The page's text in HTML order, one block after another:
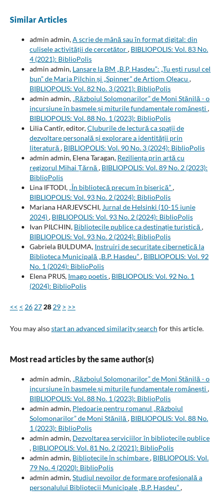
Similar Articles
admin admin,A scrie de mână sau în format digital: din
culisele activității de cercetător, BIBLIOPOLIS: Vol. 83 No.
4 (2021): BiblioPolis
admin admin, Lansare la BM „B.P. Hasdeu”: „Tu ești rusul cel
bun” de Maria Pilchin și „Spinner” de Artiom Oleacu ,
BIBLIOPOLIS: Vol. 82 No. 3 (2021): BiblioPolis
admin admin, „Războiul Solomonarilor” de Moni Stănilă - o
incursiune în basmele și miturile fundamentale românești ,
BIBLIOPOLIS: Vol. 88 No. 1 (2023): BiblioPolis
Lilia Cantîr, editor,Cluburile de lectură ca spații de
dezvoltare personală și explorare a identității prin
literatură , BIBLIOPOLIS: Vol. 90 No. 3 (2024): BiblioPolis
admin admin, Elena Taragan, Reziliența prin artă cu
regizorul Mihai Țărnă , BIBLIOPOLIS: Vol. 89 No. 2 (2023):
BiblioPolis
Lina IFTODI, „În bibliotecă precum în biserică”,
BIBLIOPOLIS: Vol. 93 No. 2 (2024): BiblioPolis
Mariana HARJEVSCHI, Jurnal de Helsinki (10-15 iunie
2024), BIBLIOPOLIS: Vol. 93 No. 2 (2024): BiblioPolis
Ivan PILCHIN, Bibliotecile publice ca destinație turistică ,
BIBLIOPOLIS: Vol. 93 No. 2 (2024): BiblioPolis
Gabriela BULDUMA, Instruiri de securitate cibernetică la
Biblioteca Municipală „B.P. Hasdeu”, BIBLIOPOLIS: Vol. 92
No. 1 (2024): BiblioPolis
Elena PRUS, Imago poetis, BIBLIOPOLIS: Vol. 92 No. 1
(2024): BiblioPolis
<< < 26 2728 29 > >>
You may alsostart an advanced similarity search for this article.
Most read articles by the same author(s)
admin admin, „Războiul Solomonarilor” de Moni Stănilă - o
incursiune în basmele și miturile fundamentale românești ,
BIBLIOPOLIS: Vol. 88 No. 1 (2023): BiblioPolis
admin admin, Pledoarie pentru romanul „Războiul
Solomonarilor” de Moni Stănilă , BIBLIOPOLIS: Vol. 88 No.
1 (2023): BiblioPolis
admin admin, Dezvoltarea serviciilor în bibliotecile publice
, BIBLIOPOLIS: Vol. 81 No. 2 (2021): BiblioPolis
admin admin, Bibliotecile în schimbare, BIBLIOPOLIS: Vol.
79 No. 4 (2020): BiblioPolis
admin admin,Studiul nevoilor de formare profesională a
personalului Bibliotecii Municipale „B.P. Hasdeu”,